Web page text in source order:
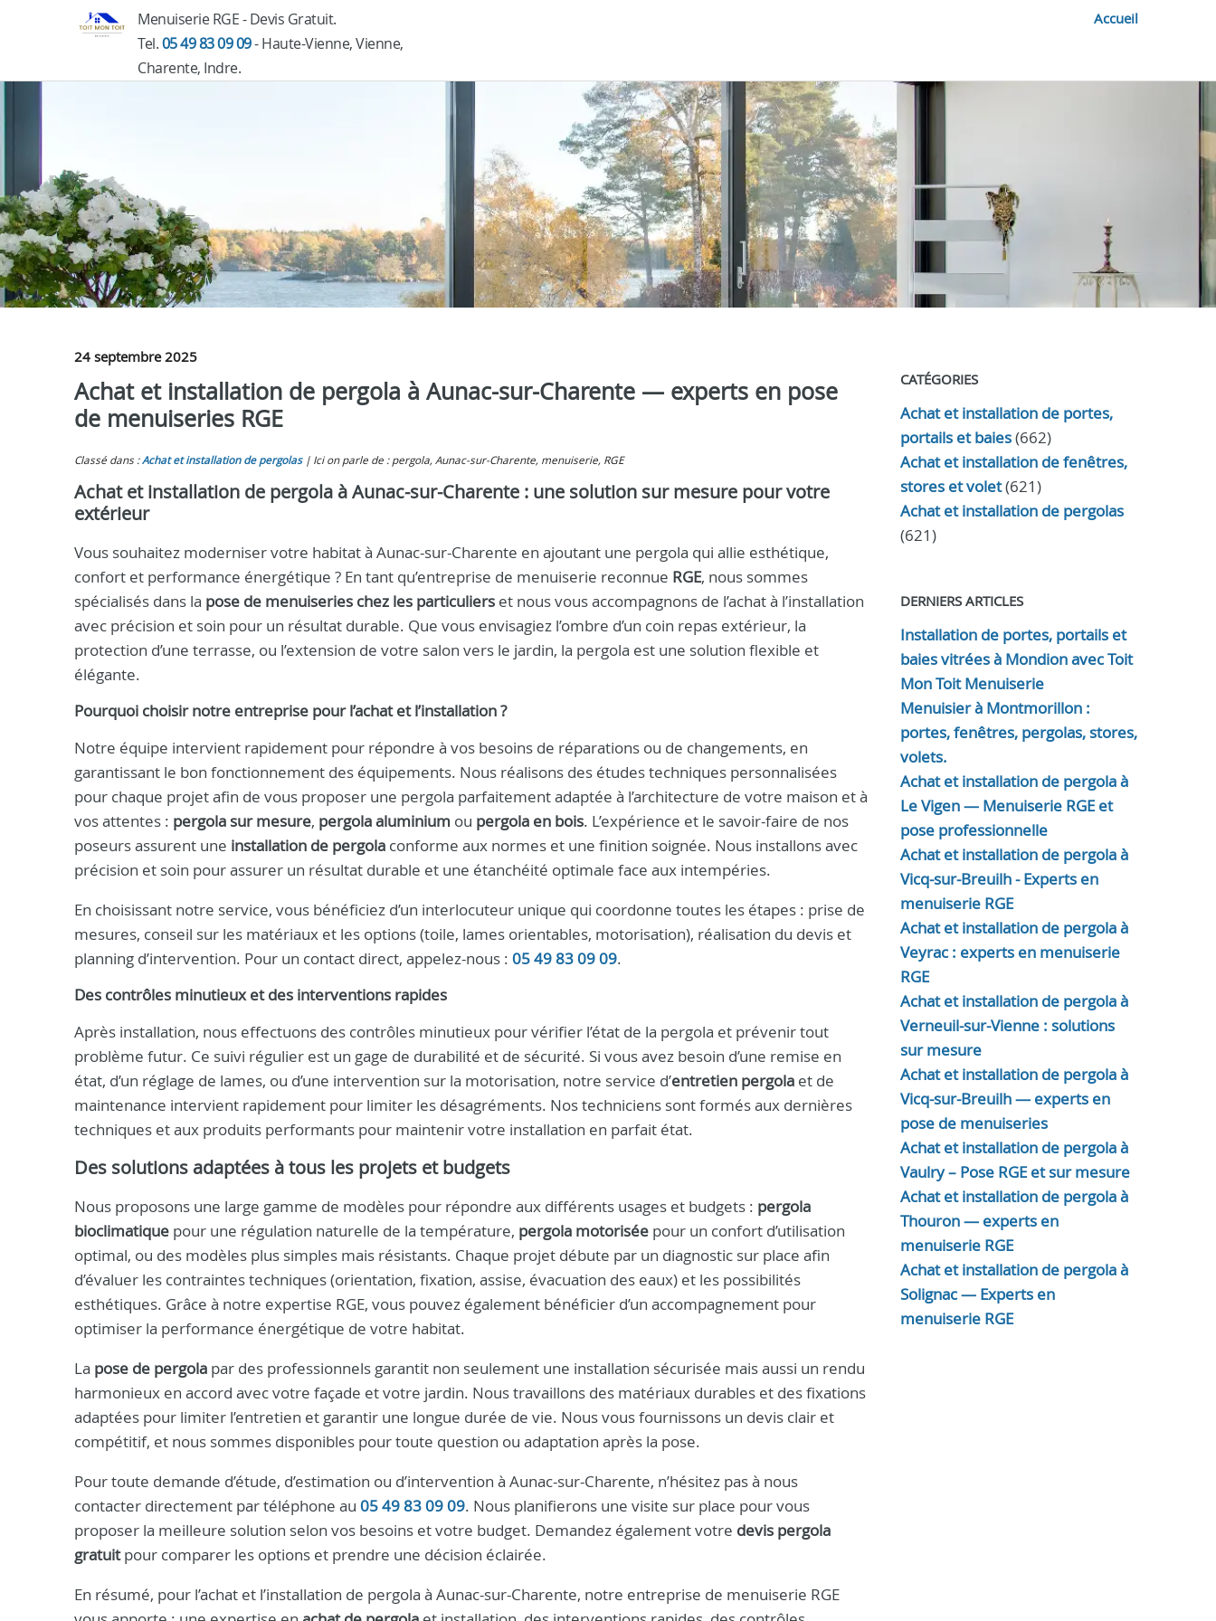
Menuiserie RGE - Devis Gratuit.
Tel.05 49 83 09 09- Haute-Vienne, Vienne,
Charente, Indre.
Accueil
24 septembre 2025
Achat et installation de pergola à Aunac-sur-Charente — experts en pose
de menuiseries RGE
Classé dans :Achat et installation de pergolas Ici on parle de : pergola, Aunac-sur-Charente, menuiserie, RGE
Achat et installation de pergola à Aunac-sur-Charente : une solution sur mesure pour votre
extérieur
Vous souhaitez moderniser votre habitat à Aunac-sur-Charente en ajoutant une pergola qui allie esthétique,
confort et performance énergétique ? En tant qu’entreprise de menuiserie reconnue RGE, nous sommes
spécialisés dans la pose de menuiseries chez les particuliers et nous vous accompagnons de l’achat à l’installation
avec précision et soin pour un résultat durable. Que vous envisagiez l’ombre d’un coin repas extérieur, la
protection d’une terrasse, ou l’extension de votre salon vers le jardin, la pergola est une solution flexible et
élégante.
Pourquoi choisir notre entreprise pour l’achat et l’installation ?
Notre équipe intervient rapidement pour répondre à vos besoins de réparations ou de changements, en
garantissant le bon fonctionnement des équipements. Nous réalisons des études techniques personnalisées
pour chaque projet afin de vous proposer une pergola parfaitement adaptée à l’architecture de votre maison et à
vos attentes : pergola sur mesure, pergola aluminium ou pergola en bois. L’expérience et le savoir-faire de nos
poseurs assurent une installation de pergola conforme aux normes et une finition soignée. Nous installons avec
précision et soin pour assurer un résultat durable et une étanchéité optimale face aux intempéries.
En choisissant notre service, vous bénéficiez d’un interlocuteur unique qui coordonne toutes les étapes : prise de
mesures, conseil sur les matériaux et les options (toile, lames orientables, motorisation), réalisation du devis et
planning d’intervention. Pour un contact direct, appelez-nous : 05 49 83 09 09.
Des contrôles minutieux et des interventions rapides
Après installation, nous effectuons des contrôles minutieux pour vérifier l’état de la pergola et prévenir tout
problème futur. Ce suivi régulier est un gage de durabilité et de sécurité. Si vous avez besoin d’une remise en
état, d’un réglage de lames, ou d’une intervention sur la motorisation, notre service d’entretien pergola et de
maintenance intervient rapidement pour limiter les désagréments. Nos techniciens sont formés aux dernières
techniques et aux produits performants pour maintenir votre installation en parfait état.
Des solutions adaptées à tous les projets et budgets
Nous proposons une large gamme de modèles pour répondre aux différents usages et budgets : pergola
bioclimatique pour une régulation naturelle de la température, pergola motorisée pour un confort d’utilisation
optimal, ou des modèles plus simples mais résistants. Chaque projet débute par un diagnostic sur place afin
d’évaluer les contraintes techniques (orientation, fixation, assise, évacuation des eaux) et les possibilités
esthétiques. Grâce à notre expertise RGE, vous pouvez également bénéficier d’un accompagnement pour
optimiser la performance énergétique de votre habitat.
La pose de pergola par des professionnels garantit non seulement une installation sécurisée mais aussi un rendu
harmonieux en accord avec votre façade et votre jardin. Nous travaillons des matériaux durables et des fixations
adaptées pour limiter l’entretien et garantir une longue durée de vie. Nous vous fournissons un devis clair et
compétitif, et nous sommes disponibles pour toute question ou adaptation après la pose.
Pour toute demande d’étude, d’estimation ou d’intervention à Aunac-sur-Charente, n’hésitez pas à nous
contacter directement par téléphone au 05 49 83 09 09. Nous planifierons une visite sur place pour vous
proposer la meilleure solution selon vos besoins et votre budget. Demandez également votre devis pergola
gratuitpour comparer les options et prendre une décision éclairée.
En résumé, pour l’achat et l’installation de pergola à Aunac-sur-Charente, notre entreprise de menuiserie RGE
CATÉGORIES
Achat et installation de portes,
portails et baies(662)
Achat et installation de fenêtres,
stores et volet(621)
Achat et installation de pergolas
(621)
DERNIERS ARTICLES
Installation de portes, portails et
baies vitrées à Mondion avec Toit
Mon Toit Menuiserie
Menuisier à Montmorillon :
portes, fenêtres, pergolas, stores,
volets.
Achat et installation de pergola à
Le Vigen — Menuiserie RGE et
pose professionnelle
Achat et installation de pergola à
Vicq-sur-Breuilh - Experts en
menuiserie RGE
Achat et installation de pergola à
Veyrac : experts en menuiserie
RGE
Achat et installation de pergola à
Verneuil-sur-Vienne : solutions
sur mesure
Achat et installation de pergola à
Vicq-sur-Breuilh — experts en
pose de menuiseries
Achat et installation de pergola à
Vaulry – Pose RGE et sur mesure
Achat et installation de pergola à
Thouron — experts en
menuiserie RGE
Achat et installation de pergola à
Solignac — Experts en
menuiserie RGE